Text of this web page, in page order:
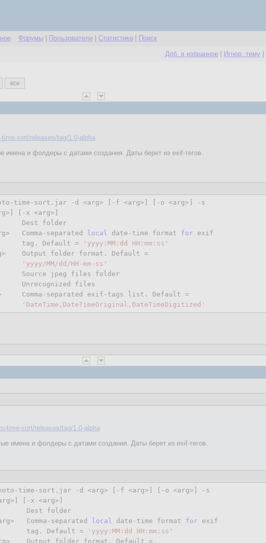
Форумы Пользователи Статистика Поиск
Доб. в избранное Игнор. тему
все
sort/releases/tag/1.0-alpha
имена и фолдеры с датами создания. Даты берет из exif-тегов.
time-sort.jar -d <arg> [ -f <arg>] [-o <arg>]
-s
[-x <arg>]
Dest folder
Comma-separated local date-time format for exif
=
'yyyy:MM:dd HH:mm:ss'
Output folder format. Default =
'yyyy/MM/dd/HH-mm-ss'
Source jpeg files folder
Unrecognized files
Comma-separated exif-tags list. Default =
'DateTime,DateTimeOriginal,DateTimeDigitized'
time-sort/releases/tag/1.0-alpha
имена и фолдеры с датами создания. Даты берет из exif-тегов.
time-sort.jar -d <arg> [ -f <arg>] [-o <arg>]
-s
[-x <arg>]
Dest folder
Comma-separated local date-time format for exif
=
'yyyy:MM:dd HH:mm:ss'
Output folder format. Default =